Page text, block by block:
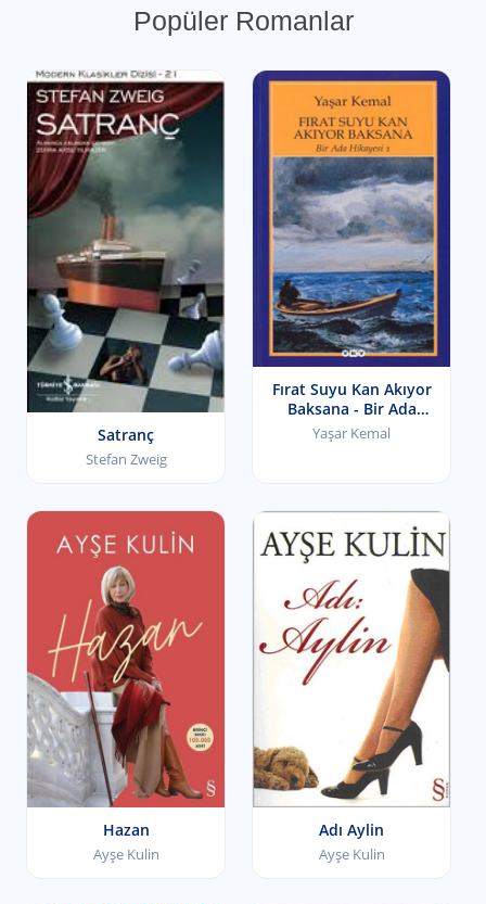
Popüler Romanlar
Satranç
Stefan Zweig
Fırat Suyu Kan Akıyor
Baksana - Bir Ada
Hikâyesi I
Yaşar Kemal
Hazan
Ayşe Kulin
Adı Aylin
Ayşe Kulin